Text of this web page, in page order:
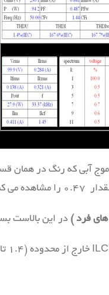
آبی که رنگ در همان
در این بالاست